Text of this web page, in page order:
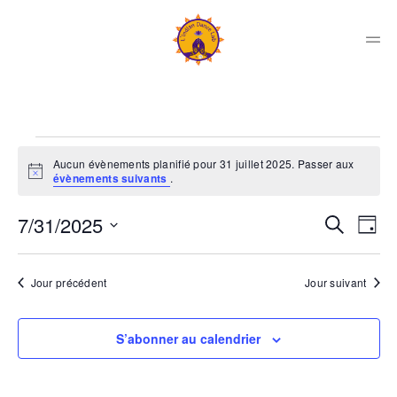
Collectif
Évènements
for
31
juillet
Notice
Aucun évènements planifié pour 31 juillet 2025. Passer aux
évènements suivants .
et
de
Recherche
Jour
7/31/2025
date.
Jour précédent Jour suivant
S’abonner au calendrier